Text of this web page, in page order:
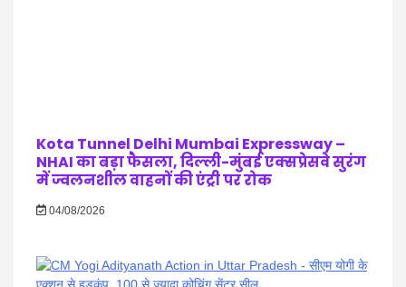
Kota Tunnel Delhi Mumbai Expressway –
NHAI का बड़ा फैसला, दिल्ली-मुंबई एक्सप्रेसवे सुरंग
में ज्वलनशील वाहनों की एंट्री पर रोक
04/08/2026